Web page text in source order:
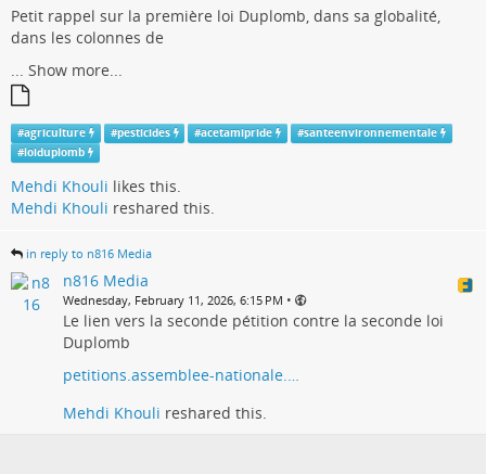
Petit rappel sur la première loi Duplomb, dans sa globalité,
dans les colonnes de
... Show more...
#agriculture #pesticides #acetamipride #santeenvironnementale
#loiduplomb
Mehdi Khouli likes this.
Mehdi Khouli reshared this.
in reply to n816 Media
n816 Media
Wednesday, February 11, 2026, 6:15 PM •
Le lien vers la seconde pétition contre la seconde loi
Duplomb
petitions.assemblee-nationale.…
Mehdi Khouli reshared this.